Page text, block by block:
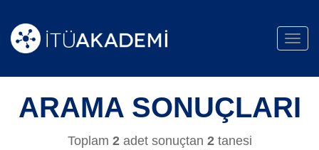
ARAMA SONUÇLARI
Toplam 2adet sonuçtan 2tanesi